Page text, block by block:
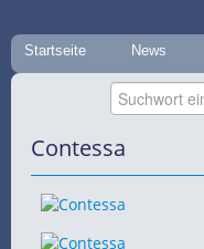
Startseite News
Contessa